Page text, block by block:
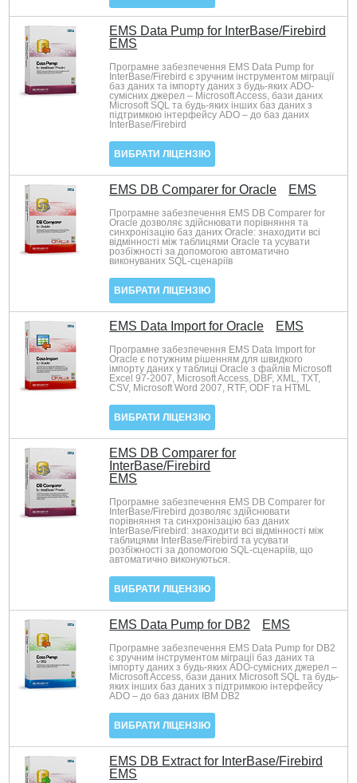
EMS Data Pump for InterBase/Firebird
EMS
Програмне забезпечення EMS Data Pump for
InterBase/Firebird є зручним інструментом міграції
баз даних та імпорту даних з будь-яких ADO-
сумісних джерел – Microsoft Access, бази даних
Microsoft SQL та будь-яких інших баз даних з
підтримкою інтерфейсу ADO – до баз даних
InterBase/Firebird
ВИБРАТИ ЛІЦЕНЗІЮ
EMS DB Comparer for Oracle EMS
Програмне забезпечення EMS DB Comparer for
Oracle дозволяє здійснювати порівняння та
синхронізацію баз даних Oracle: знаходити всі
відмінності між таблицями Oracle та усувати
розбіжності за допомогою автоматично
виконуваних SQL-сценаріїв
ВИБРАТИ ЛІЦЕНЗІЮ
EMS Data Import for Oracle EMS
Програмне забезпечення EMS Data Import for
Oracle є потужним рішенням для швидкого
імпорту даних у таблиці Oracle з файлів Microsoft
Excel 97-2007, Microsoft Access, DBF, XML, TXT,
CSV, Microsoft Word 2007, RTF, ODF та HTML
ВИБРАТИ ЛІЦЕНЗІЮ
EMS DB Comparer for
InterBase/Firebird
EMS
Програмне забезпечення EMS DB Comparer for
InterBase/Firebird дозволяє здійснювати
порівняння та синхронізацію баз даних
InterBase/Firebird: знаходити всі відмінності між
таблицями InterBase/Firebird та усувати
розбіжності за допомогою SQL-сценаріїв, що
автоматично виконуються.
ВИБРАТИ ЛІЦЕНЗІЮ
EMS Data Pump for DB2 EMS
Програмне забезпечення EMS Data Pump for DB2
є зручним інструментом міграції баз даних та
імпорту даних з будь-яких ADO-сумісних джерел –
Microsoft Access, бази даних Microsoft SQL та будь-
яких інших баз даних з підтримкою інтерфейсу
ADO – до баз даних IBM DB2
ВИБРАТИ ЛІЦЕНЗІЮ
EMS DB Extract for InterBase/Firebird
EMS